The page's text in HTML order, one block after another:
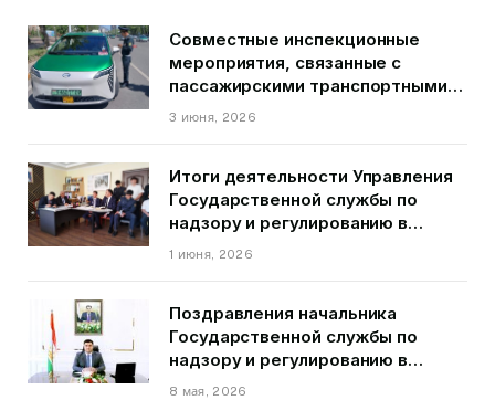
Совместные инспекционные
мероприятия, связанные с
пассажирскими транспортными
средствами на территории
3 июня, 2026
Итоги деятельности Управления
Государственной службы по
надзору и регулированию в
области транспорта ГБАО в
1 июня, 2026
Поздравления начальника
Государственной службы по
надзору и регулированию в
области транспорта Курбонзода
8 мая, 2026